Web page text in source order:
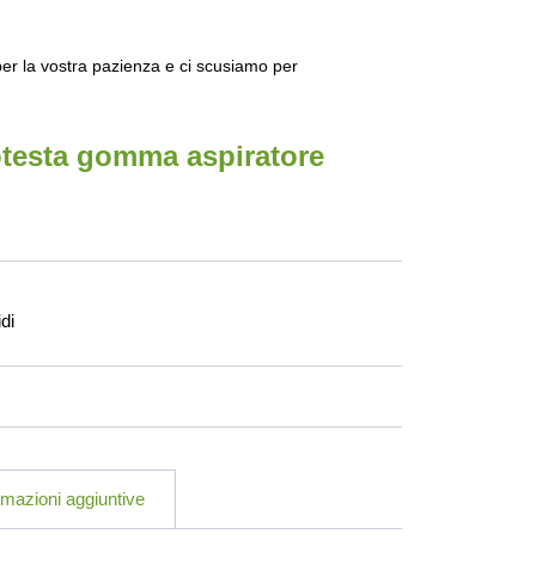
la vostra pazienza e ci scusiamo per
gomma aspiratore
aggiuntive